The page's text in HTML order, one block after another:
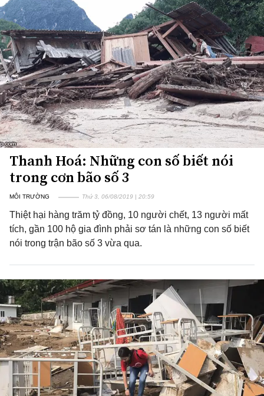
Thanh Hoá: Những con số biết nói
trong cơn bão số 3
MÔI TRƯỜNG Thứ 3, 06/08/2019 | 20:59
Thiệt hại hàng trăm tỷ đồng, 10 người chết, 13 người mất
tích, gần 100 hộ gia đình phải sơ tán là những con số biết
nói trong trận bão số 3 vừa qua.